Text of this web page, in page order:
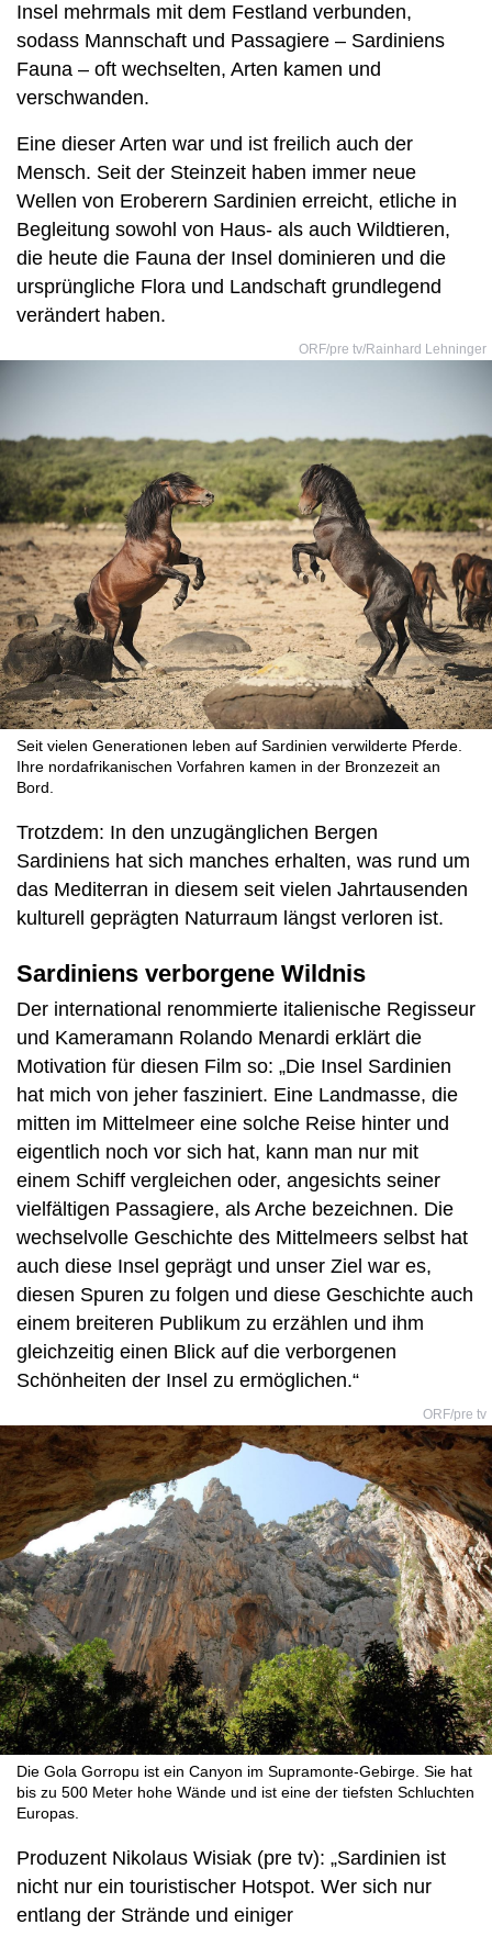
Insel mehrmals mit dem Festland verbunden,
sodass Mannschaft und Passagiere – Sardiniens
Fauna – oft wechselten, Arten kamen und
verschwanden.
Eine dieser Arten war und ist freilich auch der
Mensch. Seit der Steinzeit haben immer neue
Wellen von Eroberern Sardinien erreicht, etliche in
Begleitung sowohl von Haus- als auch Wildtieren,
die heute die Fauna der Insel dominieren und die
ursprüngliche Flora und Landschaft grundlegend
verändert haben.
ORF/pre tv/Rainhard Lehninger
Seit vielen Generationen leben auf Sardinien verwilderte Pferde.
Ihre nordafrikanischen Vorfahren kamen in der Bronzezeit an
Bord.
Trotzdem: In den unzugänglichen Bergen
Sardiniens hat sich manches erhalten, was rund um
das Mediterran in diesem seit vielen Jahrtausenden
kulturell geprägten Naturraum längst verloren ist.
Sardiniens verborgene Wildnis
Der international renommierte italienische Regisseur
und Kameramann Rolando Menardi erklärt die
Motivation für diesen Film so: „Die Insel Sardinien
hat mich von jeher fasziniert. Eine Landmasse, die
mitten im Mittelmeer eine solche Reise hinter und
eigentlich noch vor sich hat, kann man nur mit
einem Schiff vergleichen oder, angesichts seiner
vielfältigen Passagiere, als Arche bezeichnen. Die
wechselvolle Geschichte des Mittelmeers selbst hat
auch diese Insel geprägt und unser Ziel war es,
diesen Spuren zu folgen und diese Geschichte auch
einem breiteren Publikum zu erzählen und ihm
gleichzeitig einen Blick auf die verborgenen
Schönheiten der Insel zu ermöglichen.“
ORF/pre tv
Die Gola Gorropu ist ein Canyon im Supramonte-Gebirge. Sie hat
bis zu 500 Meter hohe Wände und ist eine der tiefsten Schluchten
Europas.
Produzent Nikolaus Wisiak (pre tv): „Sardinien ist
nicht nur ein touristischer Hotspot. Wer sich nur
entlang der Strände und einiger